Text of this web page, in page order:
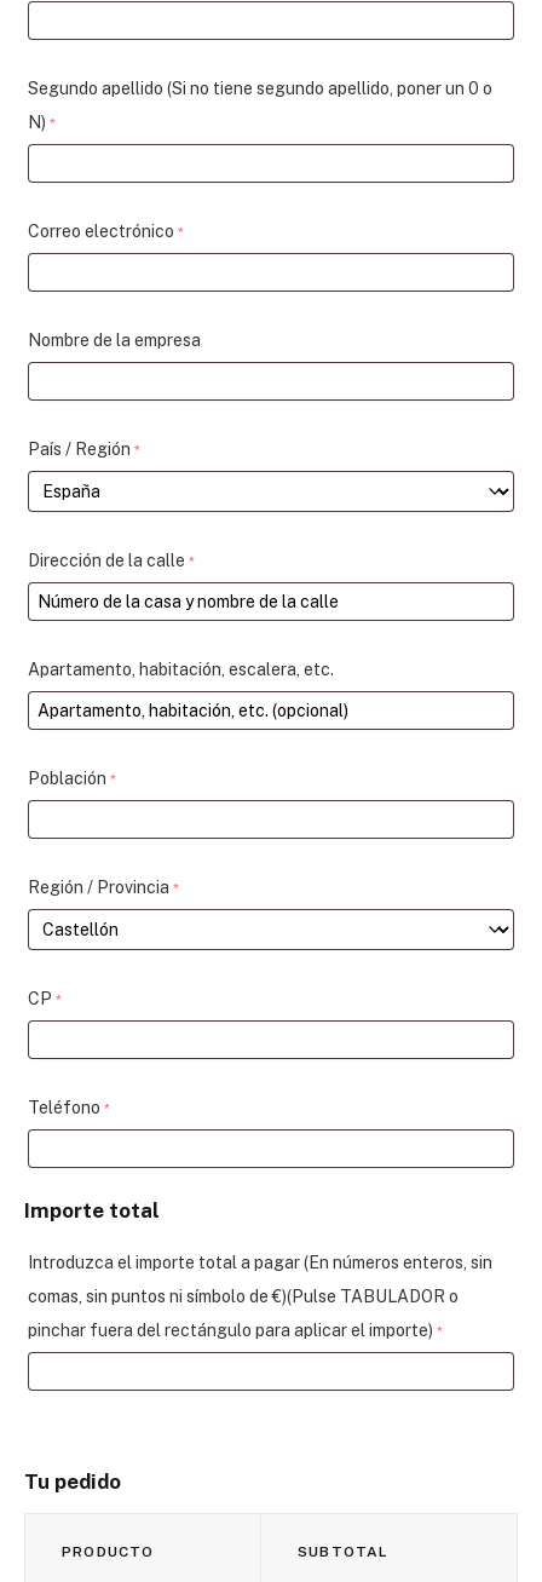
Segundo apellido (Si no tiene segundo apellido, poner un 0 o
N) *
Correo electrónico *
Nombre de la empresa
País / Región *
Dirección de la calle *
Apartamento, habitación, escalera, etc.
Población *
Región / Provincia *
CP *
Teléfono *
Importe total
Introduzca el importe total a pagar (En números enteros, sin
comas, sin puntos ni símbolo de €)(Pulse TABULADOR o
pinchar fuera del rectángulo para aplicar el importe) *
Tu pedido
PRODUCTO SUBTOTAL